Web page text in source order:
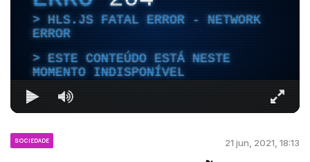
HLS.JS FATAL ERROR - NETWORK
ERROR
ESTE CONTEÚDO ESTÁ NESTE
MOMENTO INDISPONÍVEL
SOCIEDADE 21 jun, 2021, 18:13